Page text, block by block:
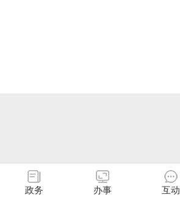
政务 办事 互动